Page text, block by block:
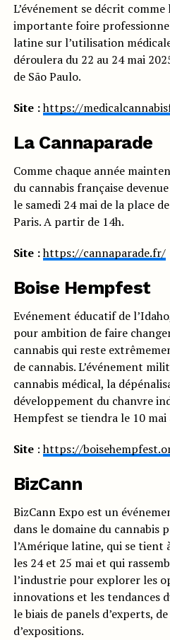
L’événement se décrit
importante foire
latine sur l’utilisation
déroulera du 22 au 24 mai
de São Paulo.
Site :https://
La Cannaparade
Comme chaque année
du cannabis française
le samedi 24 mai de la place
Paris. A partir de 14h.
Site :https://cannaparade.fr/
Boise Hempfest
Evénement éducatif de
pour ambition de faire
cannabis qui reste
de cannabis. L’événement
cannabis médical, la
développement du chanvre
Hempfest se tiendra le 10 mai
Site:https://
BizCann
BizCann Expo est un
dans le domaine du cannabis
l’Amérique latine, qui se tient
les 24 et 25 mai et qui
l’industrie pour explorer les
innovations et les tendances
le biais de panels d’experts,
d’expositions.